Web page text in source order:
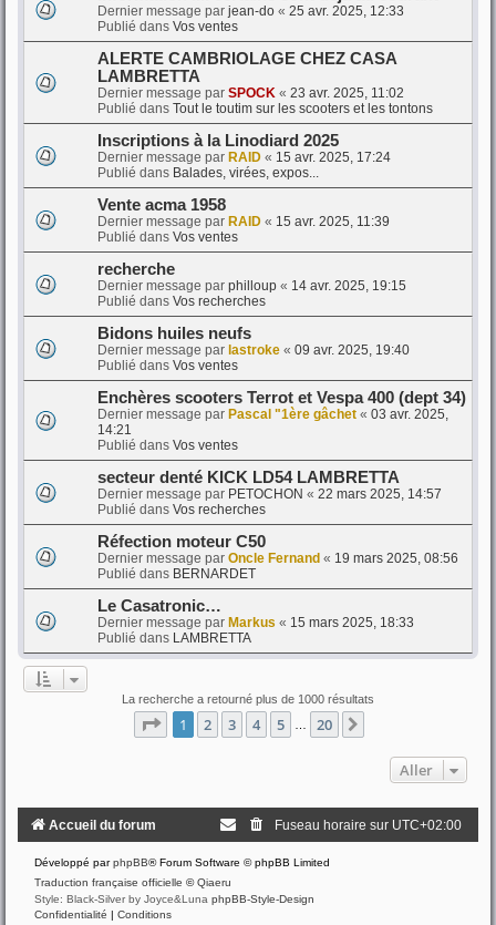
Dernier message par jean-do « 25 avr. 2025, 12:33
Publié dans Vos ventes
ALERTE CAMBRIOLAGE CHEZ CASA
LAMBRETTA
Dernier message par SPOCK « 23 avr. 2025, 11:02
Publié dans Tout le toutim sur les scooters et les tontons
Inscriptions à la Linodiard 2025
Dernier message par RAID « 15 avr. 2025, 17:24
Publié dans Balades, virées, expos...
Vente acma 1958
Dernier message par RAID « 15 avr. 2025, 11:39
Publié dans Vos ventes
recherche
Dernier message par philloup « 14 avr. 2025, 19:15
Publié dans Vos recherches
Bidons huiles neufs
Dernier message par lastroke « 09 avr. 2025, 19:40
Publié dans Vos ventes
Enchères scooters Terrot et Vespa 400 (dept 34)
Dernier message par Pascal "1ère gâchet « 03 avr. 2025,
14:21
Publié dans Vos ventes
secteur denté KICK LD54 LAMBRETTA
Dernier message par PETOCHON « 22 mars 2025, 14:57
Publié dans Vos recherches
Réfection moteur C50
Dernier message par Oncle Fernand « 19 mars 2025, 08:56
Publié dans BERNARDET
Le Casatronic…
Dernier message par Markus « 15 mars 2025, 18:33
Publié dans LAMBRETTA
La recherche a retourné plus de 1000 résultats
Page 1sur20
1 2 3 4 5 20
Aller
Accueil du forum Fuseau horaire sur UTC+02:00
Développé parphpBB® Forum Software © phpBB Limited
Traduction française officielle ©Qiaeru
Style: Black-Silver by Joyce&Luna phpBB-Style-Design
Confidentialité | Conditions